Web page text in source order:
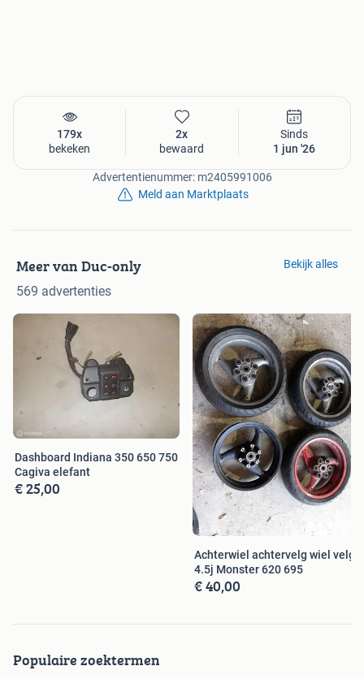
179x
bekeken
2x
bewaard
Sinds
1 jun '26
Advertentienummer: m2405991006
Meld aan Marktplaats
Meer van Duc-only
569 advertenties
Bekijk alles
Dashboard Indiana 350 650 750
Cagiva elefant
€ 25,00
Achterwiel achtervelg wiel velg
4.5j Monster 620 695
€ 40,00
Populaire zoektermen